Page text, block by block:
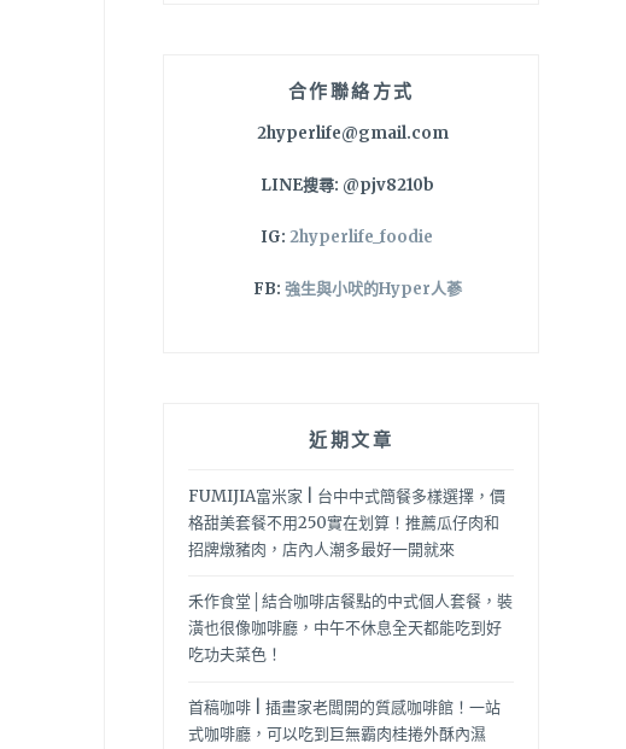
合作聯絡方式
2hyperlife@gmail.com
LINE搜尋: @pjv8210b
IG: 2hyperlife_foodie
FB: 強生與小吠的Hyper人蔘
近期文章
FUMIJIA富米家 | 台中中式簡餐多樣選擇，價
格甜美套餐不用250實在划算！推薦瓜仔肉和
招牌燉豬肉，店內人潮多最好一開就來
禾作食堂│結合咖啡店餐點的中式個人套餐，裝
潢也很像咖啡廳，中午不休息全天都能吃到好
吃功夫菜色！
首稿咖啡 | 插畫家老闆開的質感咖啡館！一站
式咖啡廳，可以吃到巨無霸肉桂捲外酥內濕